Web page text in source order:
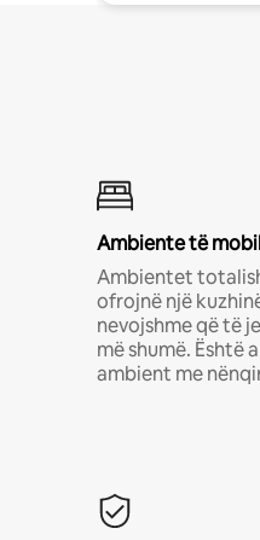
Ambiente të
Ambientet
ofrojnë një
nevojshme që të
më shumë. Është
ambient me